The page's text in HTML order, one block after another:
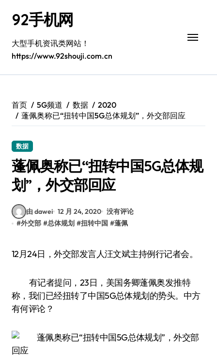
92手机网
大型手机资讯类网站！
https://www.92shouji.com.cn
首页 5G频道 数据
2020
蓬佩奥称已“扭转中国5G总体规划”，外交部回应
数据
蓬佩奥称已“扭转中国5G总体规
划”，外交部回应
由 dawei 12 月 24, 2020 没有评论
#外交部 #总体规划 #扭转中国 #蓬佩
12月24日，外交部发言人汪文斌主持例行记者会。
有记者提问，23日，美国务卿蓬佩奥发推特
称，我们已经扭转了中国5G总体规划的势头。中方
有何评论？